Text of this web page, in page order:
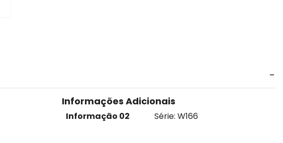
Informações Adicionais
Informação 02 Série: W166